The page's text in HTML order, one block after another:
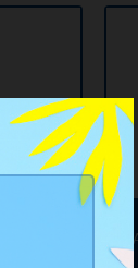
Tuning